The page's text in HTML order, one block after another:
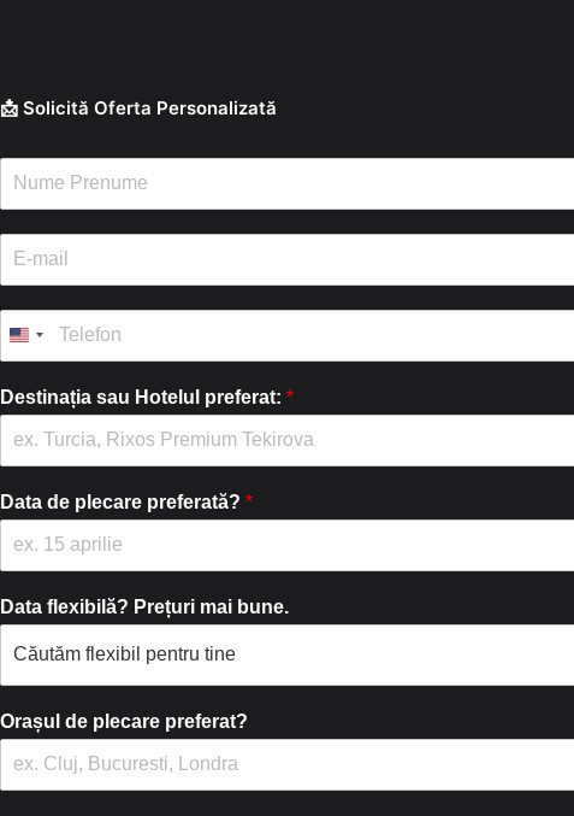
📩 Solicită Oferta Personalizată
m
e
P
r
n
u
m
m
a
l
*
l
e
f
n
Destinația sau Hotelul preferat: *
Data de plecare preferată? *
Data flexibilă? Prețuri mai bune.
Orașul de plecare preferat?